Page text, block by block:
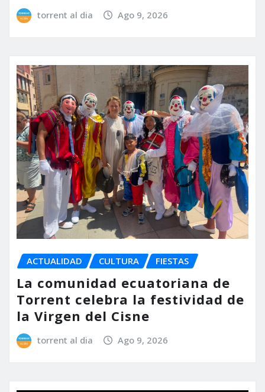
torrent al dia Ago 9, 2026
ACTUALIDAD CULTURA FIESTAS
La comunidad ecuatoriana de
Torrent celebra la festividad de
la Virgen del Cisne
torrent al dia Ago 9, 2026